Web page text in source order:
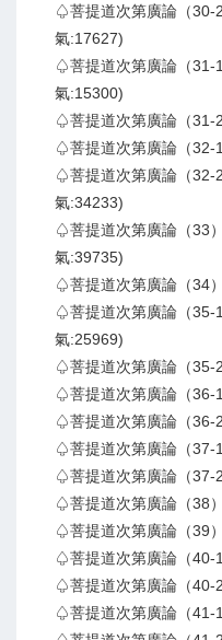
♤菩提道次第廣論（30-
氣:17627)
♤菩提道次第廣論（31-
氣:15300)
♤菩提道次第廣論（31-
♤菩提道次第廣論（32-
♤菩提道次第廣論（32-
氣:34233)
♤菩提道次第廣論（33
氣:39735)
♤菩提道次第廣論（34
♤菩提道次第廣論（35-
氣:25969)
♤菩提道次第廣論（35-
♤菩提道次第廣論（36-
♤菩提道次第廣論（36-
♤菩提道次第廣論（37-
♤菩提道次第廣論（37-
♤菩提道次第廣論（38
♤菩提道次第廣論（39
♤菩提道次第廣論（40-
♤菩提道次第廣論（40-
♤菩提道次第廣論（41-